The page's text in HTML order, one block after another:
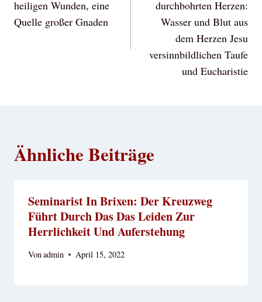
heiligen Wunden, eine
Quelle großer Gnaden
durchbohrten Herzen:
Wasser und Blut aus
dem Herzen Jesu
versinnbildlichen Taufe
und Eucharistie
Ähnliche Beiträge
Seminarist In Brixen: Der Kreuzweg
Führt Durch Das Das Leiden Zur
Herrlichkeit Und Auferstehung
Vonadmin April 15, 2022